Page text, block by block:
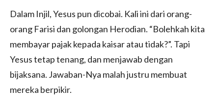
Dalam Injil, Yesus pun dicobai. Kali ini dari orang-
orang Farisi dan golongan Herodian. “Bolehkah kita
membayar pajak kepada kaisar atau tidak?”. Tapi
Yesus tetap tenang, dan menjawab dengan
bijaksana. Jawaban-Nya malah justru membuat
mereka berpikir.